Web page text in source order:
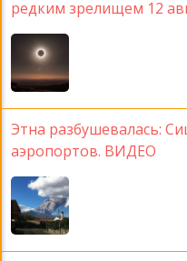
редким зрелищем 12
Этна разбушевалась:
аэропортов. ВИДЕО